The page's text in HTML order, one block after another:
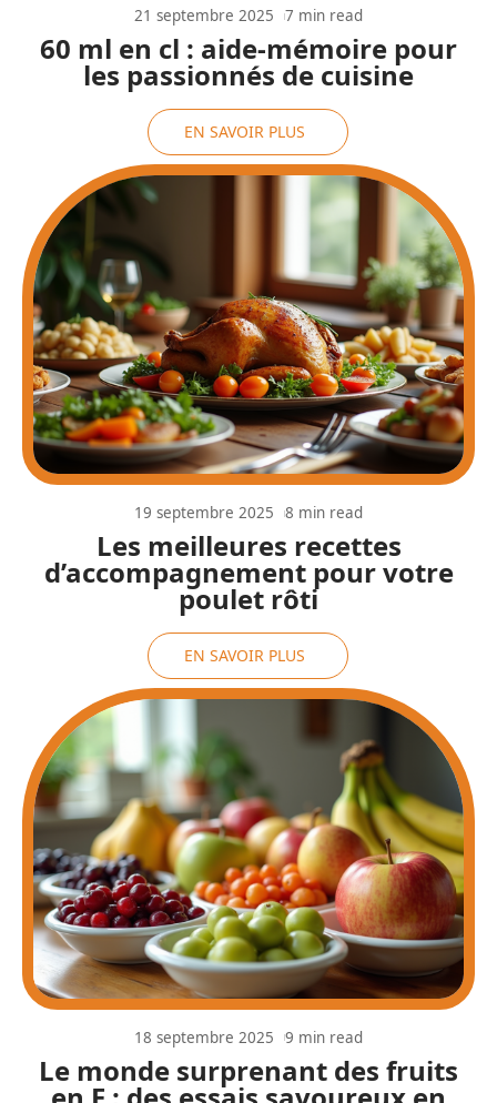
60 ml en cl : aide-mémoire pour
les passionnés de cuisine
21 septembre 2025 7 min read
EN SAVOIR PLUS
Les meilleures recettes
d’accompagnement pour votre
poulet rôti
19 septembre 2025 8 min read
EN SAVOIR PLUS
Le monde surprenant des fruits
18 septembre 2025 9 min read